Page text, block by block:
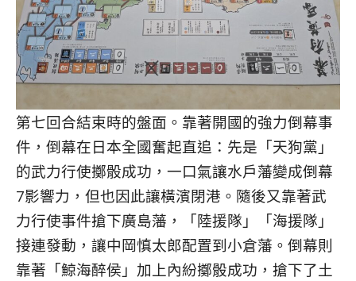
第七回合結束時的盤面。靠著開國的強力倒幕事
件，倒幕在日本全國奮起直追：先是「天狗黨」
的武力行使擲骰成功，一口氣讓水戶藩變成倒幕
7影響力，但也因此讓橫濱閉港。隨後又靠著武
力行使事件搶下廣島藩，「陸援隊」「海援隊」
接連發動，讓中岡慎太郎配置到小倉藩。倒幕則
靠著「鯨海醉侯」加上內紛擲骰成功，搶下了土